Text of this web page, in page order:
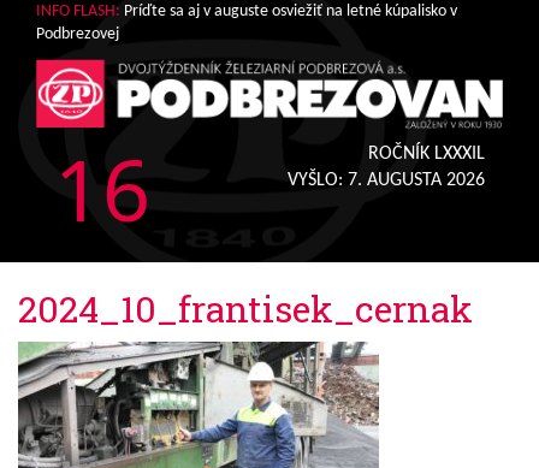
INFO FLASH: Príďte sa aj v auguste osviežiť na letné kúpalisko v
Podbrezovej
16
ROČNÍK LXXXIL
VYŠLO: 7. AUGUSTA 2026
2024_10_frantisek_cernak